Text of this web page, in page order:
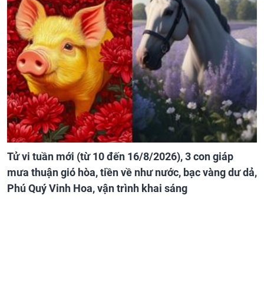
Tử vi tuần mới (từ 10 đến 16/8/2026), 3 con giáp
mưa thuận gió hòa, tiền về như nước, bạc vàng dư dả,
Phú Quý Vinh Hoa, vận trình khai sáng